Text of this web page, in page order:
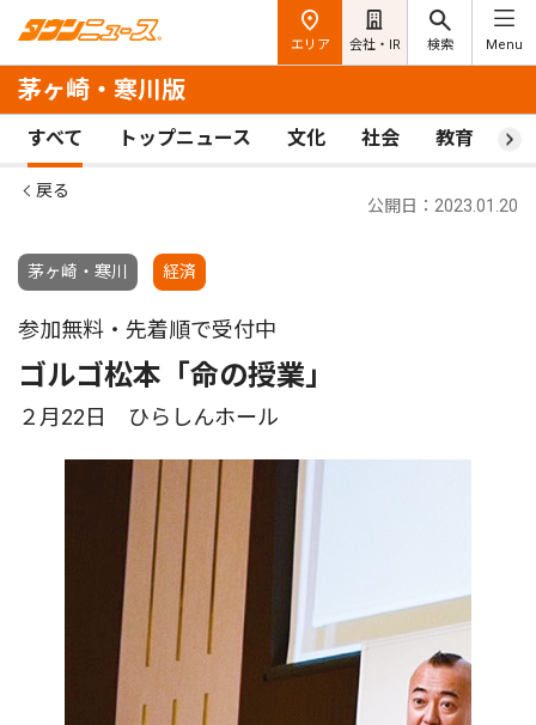
エリア 会社・IR 検索 Menu
茅ヶ崎・寒川版
すべて トップニュース 文化 社会 教育 ス
戻る
茅ヶ崎・寒川 経済
公開日：2023.01.20
参加無料・先着順で受付中
ゴルゴ松本「命の授業」
２月22日 ひらしんホール